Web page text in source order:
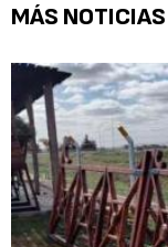
MÁS NOTICIAS